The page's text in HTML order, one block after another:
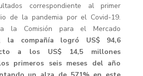
correspondiente al primer
de la pandemia por el Covid-19.
la Comisión para el Mercado
la compañía logró US$ 94,6
a los US$ 14,5 millones
primeros seis meses del año